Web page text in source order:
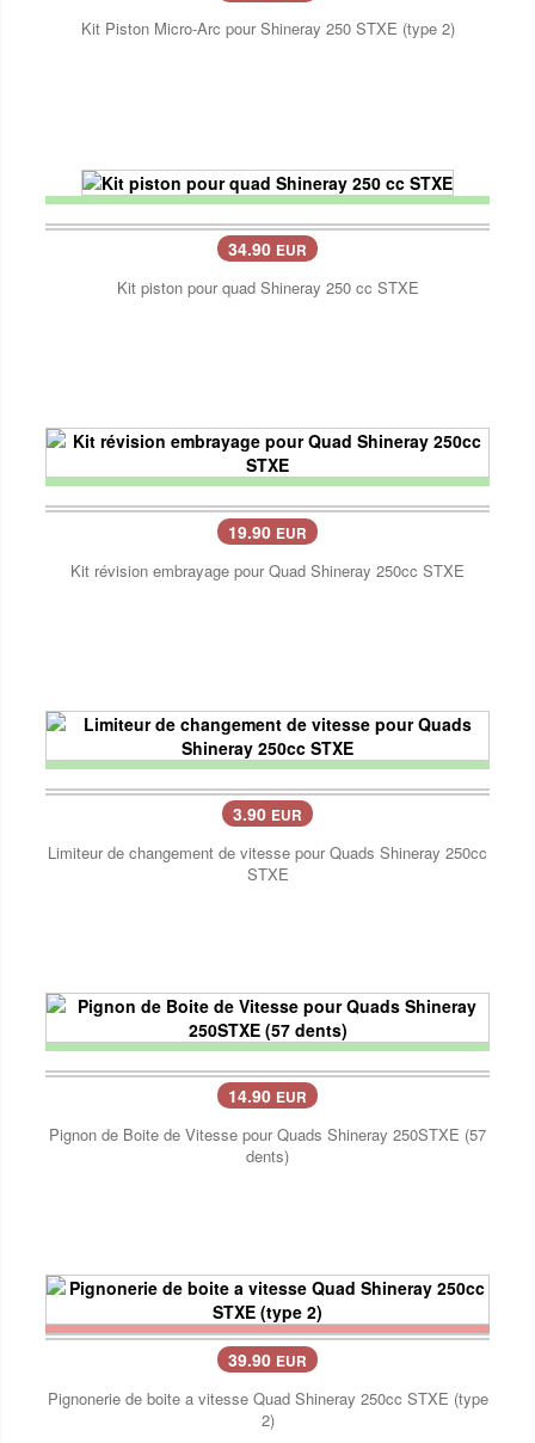
Kit Piston Micro-Arc pour Shineray 250 STXE (type 2)
34.90 EUR
Kit piston pour quad Shineray 250 cc STXE
19.90 EUR
Kit révision embrayage pour Quad Shineray 250cc STXE
3.90 EUR
Limiteur de changement de vitesse pour Quads Shineray 250cc
STXE
14.90 EUR
Pignon de Boite de Vitesse pour Quads Shineray 250STXE (57
dents)
39.90 EUR
Pignonerie de boite a vitesse Quad Shineray 250cc STXE (type
2)